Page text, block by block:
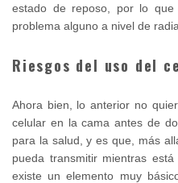
estado de reposo, por lo
problema alguno a nivel de
Riesgos del uso del
Ahora bien, lo anterior no
celular en la cama antes de
para la salud, y es que, más
pueda transmitir mientras
existe un elemento muy